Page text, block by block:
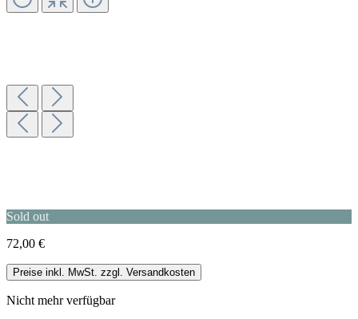
Sold out
72,00 €
Preise inkl. MwSt. zzgl. Versandkosten
Nicht mehr verfügbar